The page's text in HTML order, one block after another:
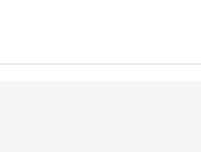
ACTUALIDAD